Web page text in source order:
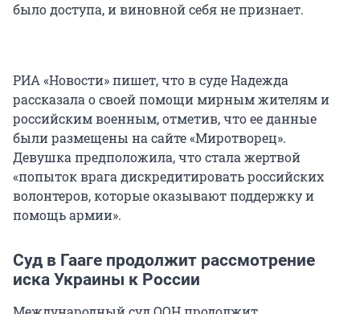
было доступа, и виновной себя не признает.
РИА «Новости» пишет, что в суде Надежда
рассказала о своей помощи мирным жителям и
российским военным, отметив, что ее данные
были размещены на сайте «Миротворец».
Девушка предположила, что стала жертвой
«попыток врага дискредитировать российских
волонтеров, которые оказывают поддержку и
помощь армии».
Суд в Гааге продолжит рассмотрение
иска Украины к России